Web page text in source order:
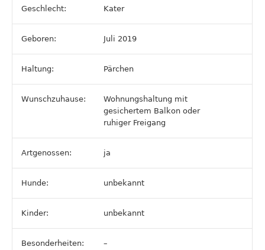
Geschlecht: Kater
Geboren: Juli 2019
Haltung: Pärchen
Wunschzuhause:
Wohnungshaltung mit
gesichertem Balkon oder
ruhiger Freigang
Artgenossen: ja
Hunde: unbekannt
Kinder: unbekannt
Besonderheiten: –